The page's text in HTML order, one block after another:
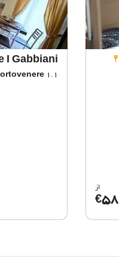
از
€58
I Gabbiani
1.1 کیلومتر از مرکز شهر